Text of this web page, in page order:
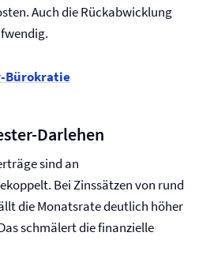
Auch die Rückabwicklung
Bürokratie
Darlehen
sind an
Bei Zinssätzen von rund
die Monatsrate deutlich höher
schmälert die finanzielle